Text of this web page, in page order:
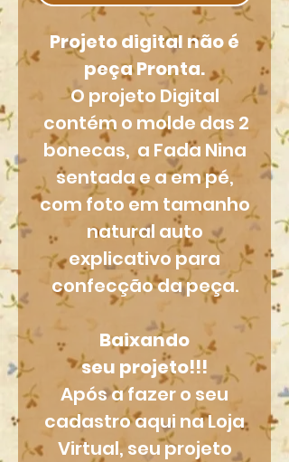
Projeto digital não é
peça Pronta.
O projeto Digital
contém o molde das 2
bonecas, a Fada Nina
sentada e a em pé,
com foto em tamanho
natural auto
explicativo para
confecção da peça.
Baixando
seu projeto!!!
Após a fazer o seu
cadastro aqui na Loja
Virtual, seu projeto